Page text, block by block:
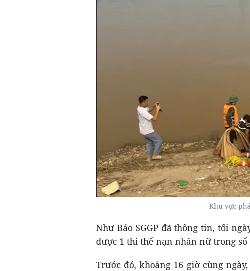
Khu vực
Như Báo SGGP đã thông tin, tối
được 1 thi thể nạn nhân nữ trong
Trước đó, khoảng 16 giờ cùng